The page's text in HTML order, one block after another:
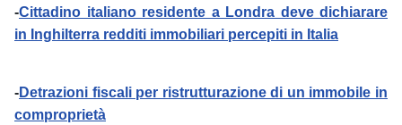
-Cittadino italiano residente a Londra deve dichiarare
in Inghilterra redditi immobiliari percepiti in Italia
-Detrazioni fiscali per ristrutturazione di un immobile in
comproprietà